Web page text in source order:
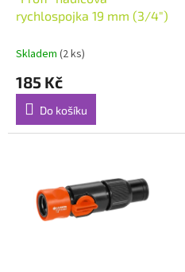
rychlospojka 19 mm (3/4")
Skladem (2 ks)
185 Kč
Do košíku